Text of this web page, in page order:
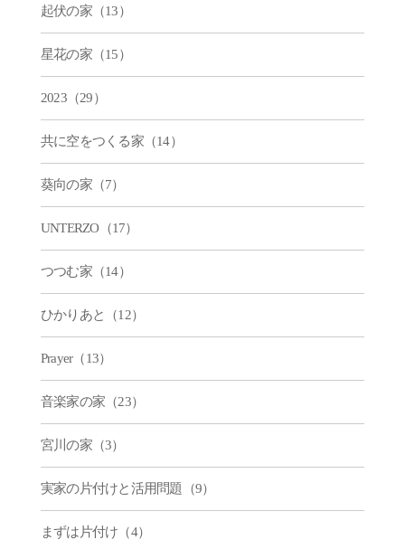
起伏の家（13）
星花の家（15）
2023（29）
共に空をつくる家（14）
葵向の家（7）
UNTERZO（17）
つつむ家（14）
ひかりあと（12）
Prayer（13）
音楽家の家（23）
宮川の家（3）
実家の片付けと活用問題（9）
まずは片付け（4）